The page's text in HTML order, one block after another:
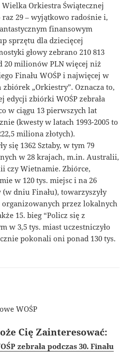
Orkiestra Świątecznej
raz 29 – wyjątkowo radośnie i,
finansowym
sprzętu dla dziecięcej
głowy zebrano 210 813
20 milionów PLN więcej niż
Finału WOŚP i najwięcej w
„Orkiestry”. Oznacza to,
edycji zbiórki WOŚP zebrała
w ciągu 13 pierwszych lat
(kwesty w latach 1993-2005 to
miliona złotych).
się 1362 Sztaby, w tym 79
w 28 krajach, m.in. Australii,
czy Wietnamie. Zbiórce,
w 120 tys. miejsc i na 26
dniu Finału), towarzyszyły
organizowanych przez lokalnych
15. bieg “Policz się z
w 3,5 tys. miast uczestniczyło
pokonali oni ponad 130 tys.
WOŚP
Cię Zainteresować:
zebrała podczas 30. Finału